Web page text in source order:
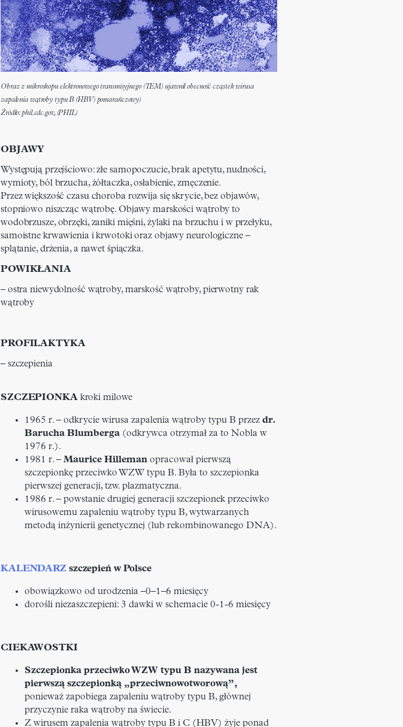
Obraz z mikroskopu elektronowego transmisyjnego (TEM) ujawnił obecność cząstek wirusa
zapalenia wątroby typu B (HBV) pomarańczowy)
Źródło: phil.cdc.gov, (PHIL)
OBJAWY
Występują przejściowo: złe samopoczucie, brak apetytu, nudności,
wymioty, ból brzucha, żółtaczka, osłabienie, zmęczenie.
Przez większość czasu choroba rozwija się skrycie, bez objawów,
stopniowo niszcząc wątrobę. Objawy marskości wątroby to
wodobrzusze, obrzęki, zaniki mięśni, żylaki na brzuchu i w przełyku,
samoistne krwawienia i krwotoki oraz objawy neurologiczne –
splątanie, drżenia, a nawet śpiączka.
POWIKŁANIA
– ostra niewydolność wątroby, marskość wątroby, pierwotny rak
wątroby
PROFILAKTYKA
– szczepienia
SZCZEPIONKA kroki milowe
1965 r. – odkrycie wirusa zapalenia wątroby typu B przez dr.
Barucha Blumberga (odkrywca otrzymał za to Nobla w
1976 r.).
1981 r. – Maurice Hilleman opracował pierwszą
szczepionkę przeciwko WZW typu B. Była to szczepionka
pierwszej generacji, tzw. plazmatyczna.
1986 r. – powstanie drugiej generacji szczepionek przeciwko
wirusowemu zapaleniu wątroby typu B, wytwarzanych
metodą inżynierii genetycznej (lub rekombinowanego DNA).
KALENDARZ szczepień w Polsce
obowiązkowo od urodzenia –0–1–6 miesięcy
dorośli niezaszczepieni: 3 dawki w schemacie 0-1-6 miesięcy
CIEKAWOSTKI
Szczepionka przeciwko WZW typu B nazywana jest
pierwszą szczepionką „przeciwnowotworową”,
ponieważ zapobiega zapaleniu wątroby typu B, głównej
przyczynie raka wątroby na świecie.
Z wirusem zapalenia wątroby typu B i C (HBV) żyje ponad